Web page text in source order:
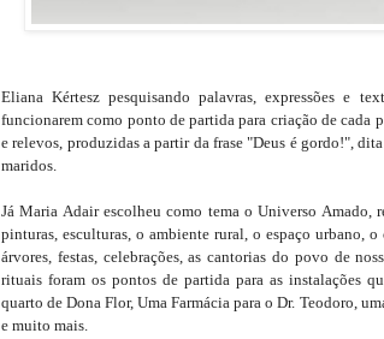
Eliana Kértesz pesquisando palavras, expressões e
funcionarem como ponto de partida para criação de cada
e relevos, produzidas a partir da frase "Deus é gordo!",
maridos.
Já Maria Adair escolheu como tema o Universo Amado,
pinturas, esculturas, o ambiente rural, o espaço urbano,
árvores, festas, celebrações, as cantorias do povo de
rituais foram os pontos de partida para as instalações
quarto de Dona Flor, Uma Farmácia para o Dr. Teodoro,
e muito mais.